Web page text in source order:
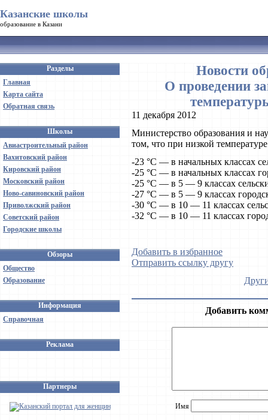
Казанские школы
образование в Казани
Разделы
Главная
Карта сайта
Обратная связь
Школы
Авиастроительный район
Вахитовский район
Кировский район
Московский район
Ново-савиновский район
Приволжский район
Советский район
Городские школы
Обзоры
Общество
Образование
Информация
Справочная
Реклама
Партнеры
Новости
О проведении
11 декабря 2012
Министерство образования и
том, что при низкой
-23 °С — в начальных классах
-25 °С — в начальных классах
-25 °С — в 5 — 9 классах
-27 °С — в 5 — 9 классах
-30 °С — в 10 — 11 классах
-32 °С — в 10 — 11 классах
Добавить в избранное
Отправить ссылку другу
Добавить
Имя